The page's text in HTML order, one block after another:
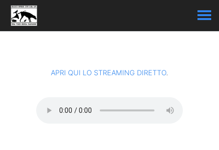
APRI QUI LO STREAMING DIRETTO.